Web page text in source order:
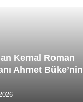
Kemal Roman
Ahmet Büke’nin